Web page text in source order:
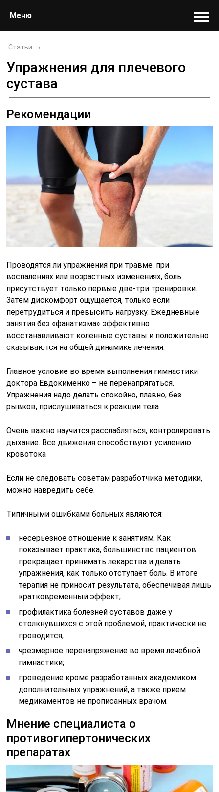
Меню
Статьи ›
Упражнения для плечевого
сустава
Рекомендации
Проводятся ли упражнения при травме, при
воспалениях или возрастных изменениях, боль
присутствует только первые две-три тренировки.
Затем дискомфорт ощущается, только если
перетрудиться и превысить нагрузку. Ежедневные
занятия без «фанатизма» эффективно
восстанавливают коленные суставы и положительно
сказываются на общей динамике лечения.
Главное условие во время выполнения гимнастики
доктора Евдокименко – не перенапрягаться.
Упражнения надо делать спокойно, плавно, без
рывков, прислушиваться к реакции тела
Очень важно научится расслабляться, контролировать
дыхание. Все движения способствуют усилению
кровотока
Если не следовать советам разработчика методики,
можно навредить себе.
Типичными ошибками больных являются:
несерьезное отношение к занятиям. Как
показывает практика, большинство пациентов
прекращает принимать лекарства и делать
упражнения, как только отступает боль. В итоге
терапия не приносит результата, обеспечивая лишь
кратковременный эффект;
профилактика болезней суставов даже у
столкнувшихся с этой проблемой, практически не
проводится;
чрезмерное перенапряжение во время лечебной
гимнастики;
проведение кроме разработанных академиком
дополнительных упражнений, а также прием
медикаментов не прописанных врачом.
Мнение специалиста о
противогипертонических
препаратах